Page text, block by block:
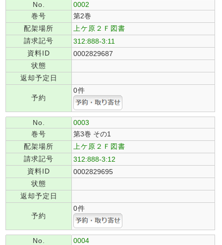
No.
0002
巻号
第2巻
配架場所
上ケ原２Ｆ図書
請求記号
312:888-3:11
資料ID
0002829687
状態
返却予定日
予約
0件
No.
0003
巻号
第3巻 その1
配架場所
上ケ原２Ｆ図書
請求記号
312:888-3:12
資料ID
0002829695
状態
返却予定日
予約
0件
No.
0004